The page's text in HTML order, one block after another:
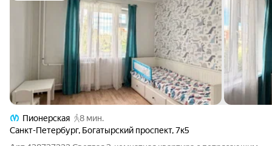
Пионерская
8 мин.
Санкт-Петербург, Богатырский проспект,7к5